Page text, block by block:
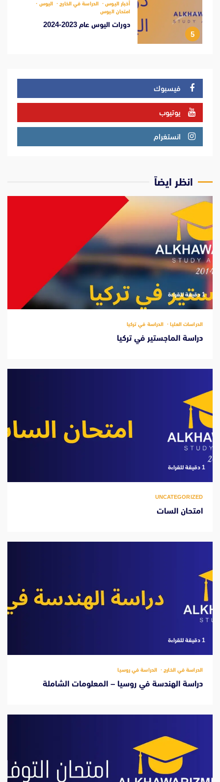
5
أخبار اليوس الدراسة في الخارج
اليوس
امتحان اليوس
دورات اليوس عام 2023-2024
فيسبوك
يوتيوب
انستغرام
انظر ايضاً
‫1 دقيقة للقراءة
الدراسات العليا الدراسة في تركيا
دراسة الماجستير في تركيا
‫1 دقيقة للقراءة
UNCATEGORIZED
امتحان السات
‫1 دقيقة للقراءة
الدراسة في الخارج الدراسة في روسيا
دراسة الهندسة في روسيا – المعلومات الشاملة